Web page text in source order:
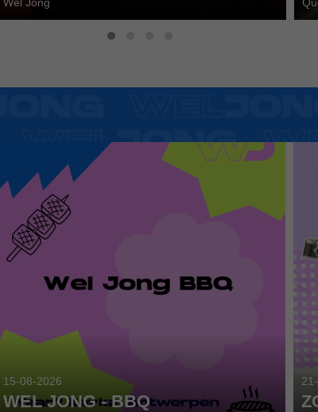
15-08-2026
WEL JONG - BBQ